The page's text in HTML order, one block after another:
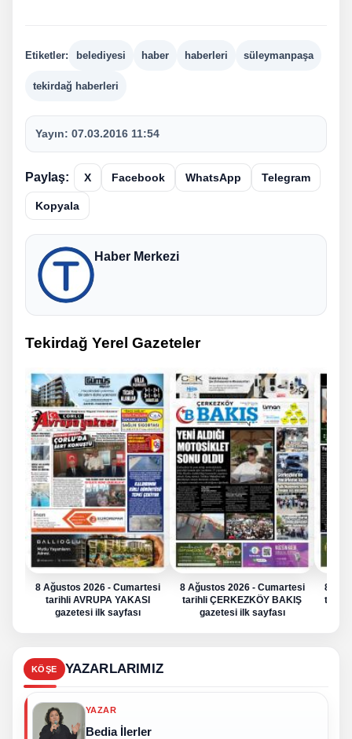
Etiketler: belediyesi haber haberleri süleymanpaşa
tekirdağ haberleri
Yayın: 07.03.2016 11:54
Paylaş: X Facebook WhatsApp Telegram
Kopyala
Haber Merkezi
Tekirdağ Yerel Gazeteler
8 Ağustos 2026 - Cumartesi
tarihli AVRUPA YAKASI
gazetesi ilk sayfası
8 Ağustos 2026 - Cumartesi
tarihli ÇERKEZKÖY BAKIŞ
gazetesi ilk sayfası
8
tarihli
KÖŞE YAZARLARIMIZ
YAZAR
Bedia İlerler